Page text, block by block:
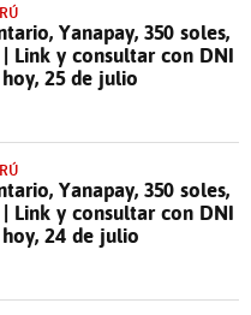
Yanapay, 350 soles,
| Link y consultar con DNI
25 de julio
Yanapay, 350 soles,
| Link y consultar con DNI
24 de julio